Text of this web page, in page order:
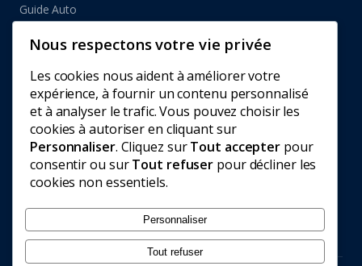
Nous respectons votre vie privée
Les cookies nous aident à améliorer votre
expérience, à fournir un contenu personnalisé
et à analyser le trafic. Vous pouvez choisir les
cookies à autoriser en cliquant sur
Personnaliser. Cliquez surTout accepter pour
consentir ou surTout refuser pour décliner les
cookies non essentiels.
Personnaliser
Tout refuser
Guide Auto
Guide Santé
Guide Emprunteur
INFORMATIONS
Contact
Mentions Légales
Confidentialité